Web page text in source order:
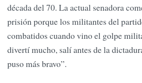
década del 70. La actual senadora
prisión porque los militantes del
combatidos cuando vino el golpe
divertí mucho, salí antes de la
puso más bravo”.